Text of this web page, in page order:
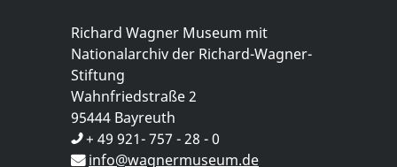
Richard Wagner Museum mit
Nationalarchiv der Richard-Wagner-
Stiftung
Wahnfriedstraße 2
95444 Bayreuth
+ 49 921- 757 - 28 - 0
info@wagnermuseum.de